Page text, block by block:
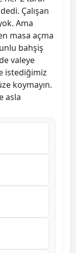
Çalışan
Ama
masa açma
bahşiş
valeye
istediğimiz
koymayın.
asla